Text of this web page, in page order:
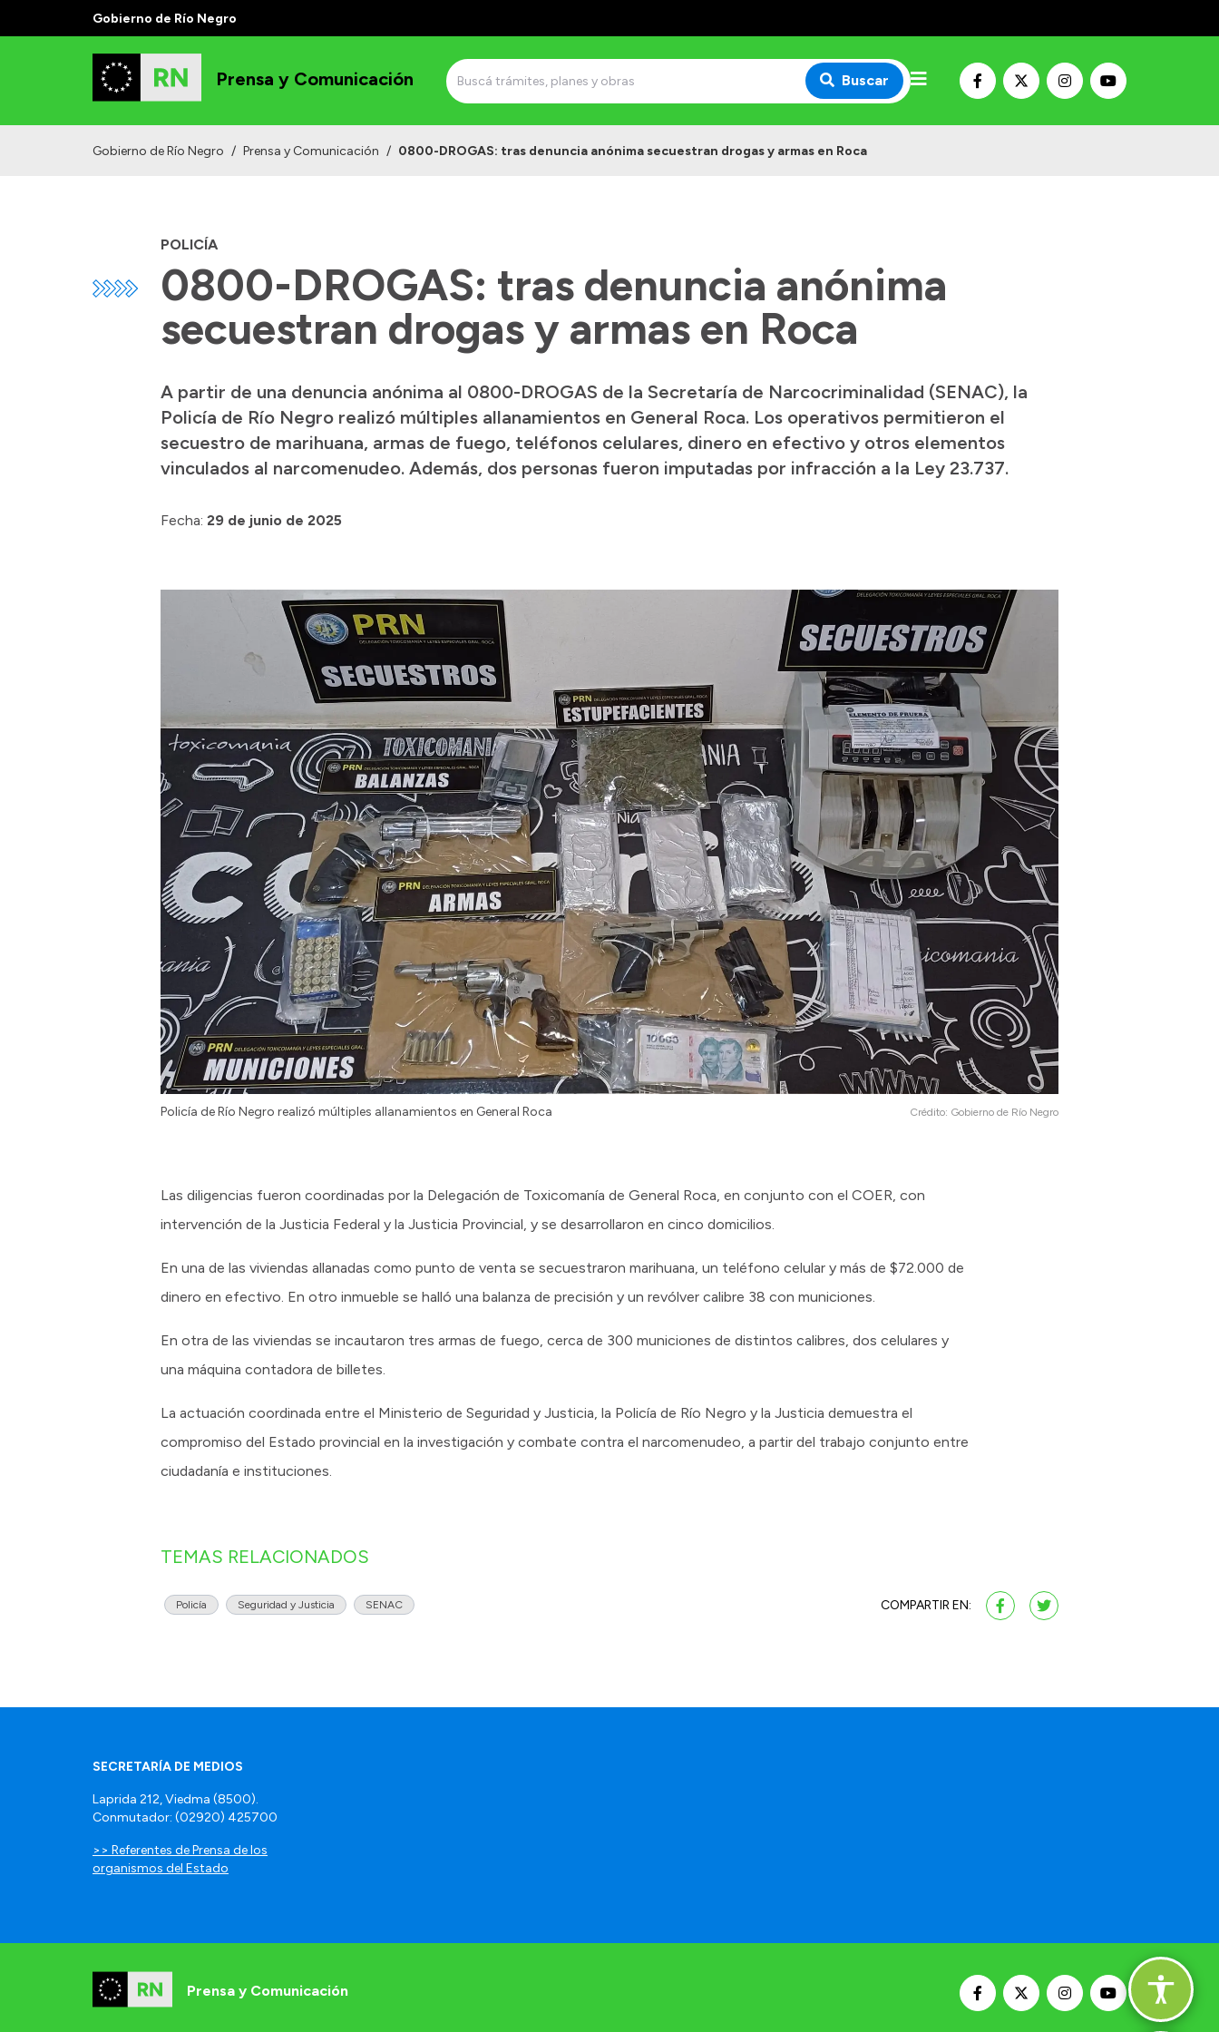
Gobierno de Río Negro
Prensa y Comunicación Buscar
Gobierno de Río Negro / Prensa y Comunicación / 0800-DROGAS: tras denuncia anónima secuestran drogas y armas en Roca
POLICÍA
0800-DROGAS: tras denuncia anónima
secuestran drogas y armas en Roca
A partir de una denuncia anónima al 0800-DROGAS de la Secretaría de Narcocriminalidad (SENAC), la
Policía de Río Negro realizó múltiples allanamientos en General Roca. Los operativos permitieron el
secuestro de marihuana, armas de fuego, teléfonos celulares, dinero en efectivo y otros elementos
vinculados al narcomenudeo. Además, dos personas fueron imputadas por infracción a la Ley 23.737.
Fecha: 29 de junio de 2025
Policía de Río Negro realizó múltiples allanamientos en General Roca Crédito: Gobierno de Río Negro
Las diligencias fueron coordinadas por la Delegación de Toxicomanía de General Roca, en conjunto con el COER, con
intervención de la Justicia Federal y la Justicia Provincial, y se desarrollaron en cinco domicilios.
En una de las viviendas allanadas como punto de venta se secuestraron marihuana, un teléfono celular y más de $72.000 de
dinero en efectivo. En otro inmueble se halló una balanza de precisión y un revólver calibre 38 con municiones.
En otra de las viviendas se incautaron tres armas de fuego, cerca de 300 municiones de distintos calibres, dos celulares y
una máquina contadora de billetes.
La actuación coordinada entre el Ministerio de Seguridad y Justicia, la Policía de Río Negro y la Justicia demuestra el
compromiso del Estado provincial en la investigación y combate contra el narcomenudeo, a partir del trabajo conjunto entre
ciudadanía e instituciones.
TEMAS RELACIONADOS
Policía Seguridad y Justicia SENAC COMPARTIR EN:
SECRETARÍA DE MEDIOS
Laprida 212, Viedma (8500).
Conmutador: (02920) 425700
>> Referentes de Prensa de los
organismos del Estado
Prensa y Comunicación